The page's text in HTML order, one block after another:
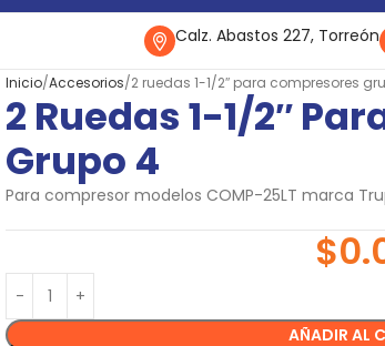
Calz. Abastos 227, Torreón
Inicio Accesorios 2 ruedas 1-1/2″ para compresores
2 Ruedas 1-1/2″
Grupo 4
Para compresor modelos COMP-25LT marca
$
AÑADIR AL